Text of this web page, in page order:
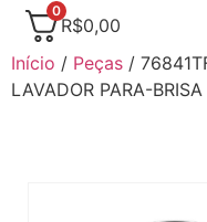
0
R$0,00
Início / Peças /
LAVADOR PARA-BRISA